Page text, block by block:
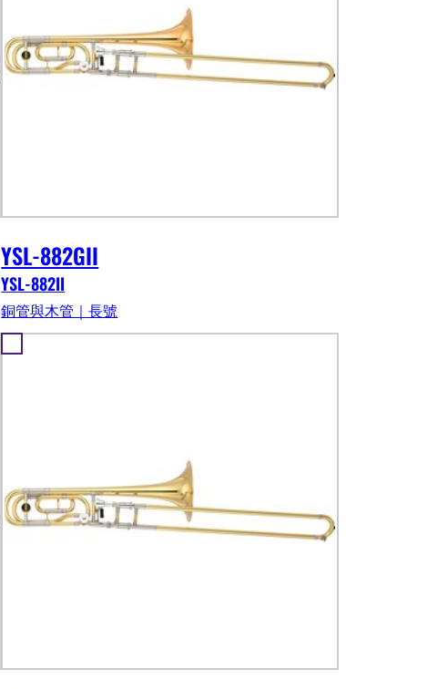
YSL-882GII
YSL-882II
銅管與木管｜長號